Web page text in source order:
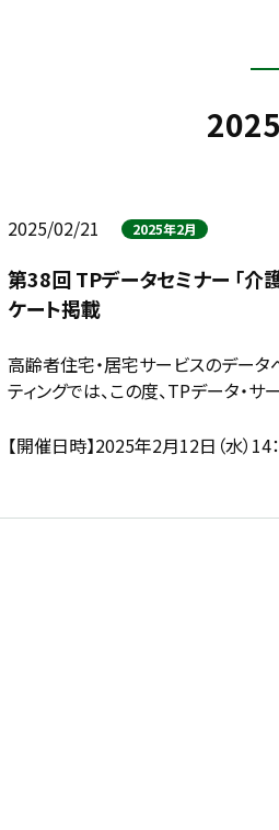
2025/02/21 2025年2月
第38回 TPデータセミナー 「介
ケート掲載
高齢者住宅・居宅サービスのデータ
ティングでは、この度、TPデータ
【開催日時】2025年2月12日（水）